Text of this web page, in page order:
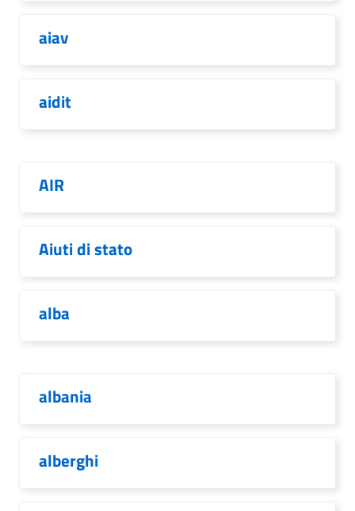
aiav
aidit
AIR
Aiuti di stato
alba
albania
alberghi